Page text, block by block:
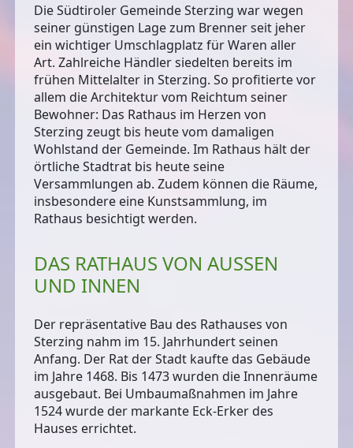
Die Südtiroler Gemeinde Sterzing war wegen
seiner günstigen Lage zum Brenner seit jeher
ein wichtiger Umschlagplatz für Waren aller
Art. Zahlreiche Händler siedelten bereits im
frühen Mittelalter in Sterzing. So profitierte vor
allem die Architektur vom Reichtum seiner
Bewohner: Das Rathaus im Herzen von
Sterzing zeugt bis heute vom damaligen
Wohlstand der Gemeinde. Im Rathaus hält der
örtliche Stadtrat bis heute seine
Versammlungen ab. Zudem können die Räume,
insbesondere eine Kunstsammlung, im
Rathaus besichtigt werden.
DAS RATHAUS VON AUSSEN U
ND INNEN
Der repräsentative Bau des Rathauses von
Sterzing nahm im 15. Jahrhundert seinen
Anfang. Der Rat der Stadt kaufte das Gebäude
im Jahre 1468. Bis 1473 wurden die Innenräume
ausgebaut. Bei Umbaumaßnahmen im Jahre
1524 wurde der markante Eck-Erker des
Hauses errichtet.